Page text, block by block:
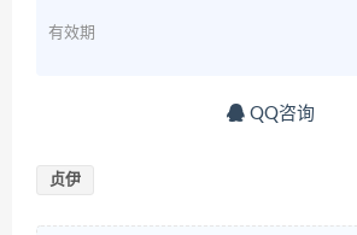
有效期
QQ咨询
贞伊